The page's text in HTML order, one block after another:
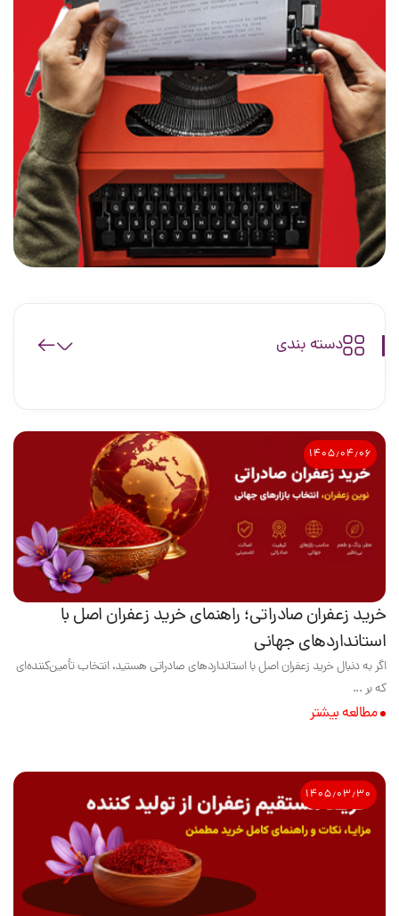
دسته بندی
۱۴۰۵٫۰۴٫۰۶
خرید زعفران صادراتی؛ راهنمای خرید زعفران اصل با
استانداردهای جهانی
اگر به دنبال خرید زعفران اصل با استانداردهای صادراتی هستید، انتخاب تأمین‌کننده‌ای
که بر ...
مطالعه بیشتر
۱۴۰۵٫۰۳٫۳۰